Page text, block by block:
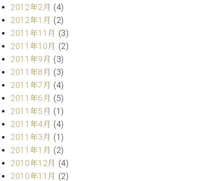
2012年2月 (4)
2012年1月 (2)
2011年11月 (3)
2011年10月 (2)
2011年9月 (3)
2011年8月 (3)
2011年7月 (4)
2011年6月 (5)
2011年5月 (1)
2011年4月 (4)
2011年3月 (1)
2011年1月 (2)
2010年12月 (4)
2010年11月 (2)